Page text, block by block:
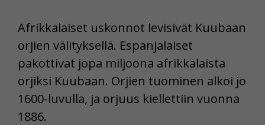
Afrikkalaiset uskonnot levisivät Kuubaan
orjien välityksellä. Espanjalaiset
pakottivat jopa miljoona afrikkalaista
orjiksi Kuubaan. Orjien tuominen alkoi jo
1600-luvulla, ja orjuus kiellettiin vuonna
1886.